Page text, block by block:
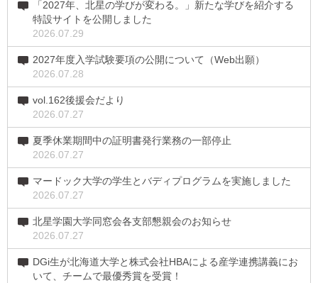
「2027年、北星の学びが変わる。」新たな学びを紹介する
特設サイトを公開しました
2026.07.29
2027年度入学試験要項の公開について（Web出願）
2026.07.28
vol.162後援会だより
2026.07.27
夏季休業期間中の証明書発行業務の一部停止
2026.07.27
マードック大学の学生とバディプログラムを実施しました
2026.07.27
北星学園大学同窓会各支部懇親会のお知らせ
2026.07.27
DGi生が北海道大学と株式会社HBAによる産学連携講義にお
いて、チームで最優秀賞を受賞！